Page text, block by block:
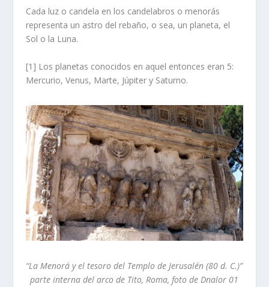
Cada luz o candela en los candelabros o menorás
representa un astro del rebaño, o sea, un planeta, el
Sol o la Luna.
[1] Los planetas conocidos en aquel entonces eran 5:
Mercurio, Venus, Marte, Júpiter y Saturno.
“La Menorá y el tesoro del Templo de Jerusalén (80 d. C.)”
parte interna del arco de Tito, Roma, foto de Dnalor 01